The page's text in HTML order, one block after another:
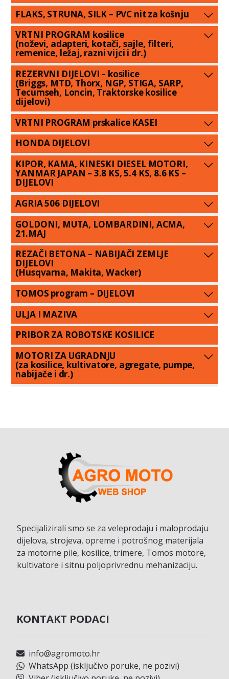
FLAKS, STRUNA, SILK – PVC nit za košnju
VRTNI PROGRAM kosilice
(noževi, adapteri, kotači, sajle, filteri,
remenice, ležaj, razni vijci i dr.)
REZERVNI DIJELOVI – kosilice
(Briggs, MTD, Thorx, NGP, STIGA, SARP,
Tecumseh, Loncin, Traktorske kosilice
dijelovi)
VRTNI PROGRAM prskalice KASEI
HONDA DIJELOVI
KIPOR, KAMA, KINESKI DIESEL MOTORI,
YANMAR JAPAN – 3.8 KS, 5.4 KS, 8.6 KS –
DIJELOVI
AGRIA 506 DIJELOVI
GOLDONI, MUTA, LOMBARDINI, ACMA,
21.MAJ
REZAČI BETONA – NABIJAČI ZEMLJE
DIJELOVI
(Husqvarna, Makita, Wacker)
TOMOS program – DIJELOVI
ULJA I MAZIVA
PRIBOR ZA ROBOTSKE KOSILICE
MOTORI ZA UGRADNJU
(za kosilice, kultivatore, agregate, pumpe,
nabijače i dr.)
Specijalizirali smo se za veleprodaju i maloprodaju
dijelova, strojeva, opreme i potrošnog materijala
za motorne pile, kosilice, trimere, Tomos motore,
kultivatore i sitnu poljoprivrednu mehanizaciju.
KONTAKT PODACI
info@agromoto.hr
WhatsApp (isključivo poruke, ne pozivi)